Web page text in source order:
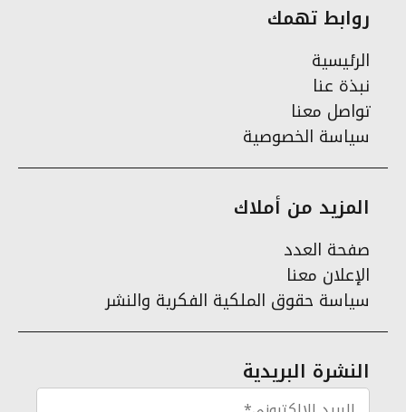
روابط تهمك
الرئيسية
نبذة عنا
تواصل معنا
سياسة الخصوصية
المزيد من أملاك
صفحة العدد
الإعلان معنا
سياسة حقوق الملكية الفكرية والنشر
النشرة البريدية